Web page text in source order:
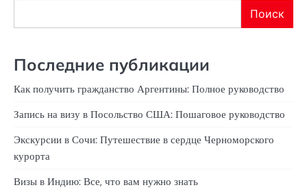
Поиск
Последние публикации
Как получить гражданство Аргентины: Полное руководство
Запись на визу в Посольство США: Пошаговое руководство
Экскурсии в Сочи: Путешествие в сердце Черноморского
курорта
Визы в Индию: Все, что вам нужно знать